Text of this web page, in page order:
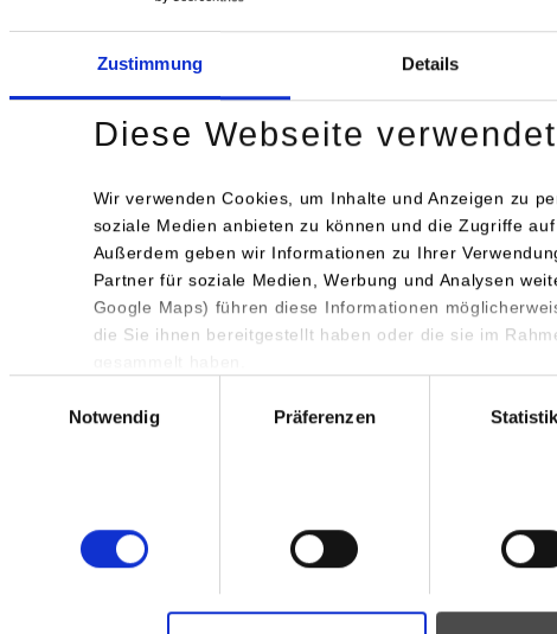
Zustimmung Details
Diese Webseite
Wir verwenden Cookies, um Inhalte und Anzeigen zu
soziale Medien anbieten zu können und die Zugriffe
Außerdem geben wir Informationen zu Ihrer
Partner für soziale Medien, Werbung und Analysen
Google Maps) führen diese Informationen
die Sie ihnen bereitgestellt haben oder die sie im
Notwendig
Präferenzen